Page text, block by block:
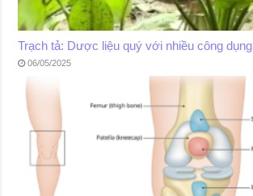
Trạch tả: Dược liệu quý với nhiều công dụng
06/05/2025